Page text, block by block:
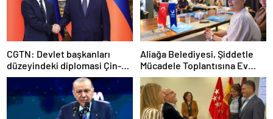
CGTN: Devlet başkanları
düzeyindeki diplomasi Çin-
Rusya arasındaki büyüyen
ortaklığı güçlendiriyor
Aliağa Belediyesi, Şiddetle
Mücadele Toplantısına Ev
Sahipliği Yaptı